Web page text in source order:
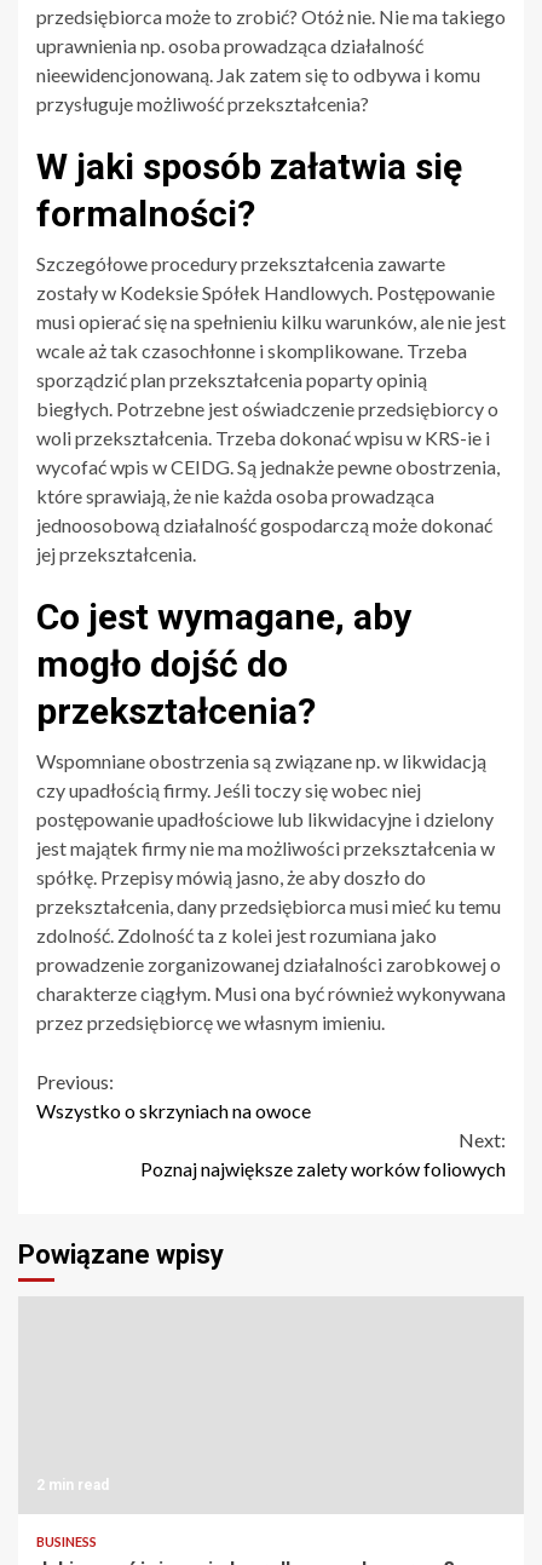
przedsiębiorca może to zrobić? Otóż nie. Nie ma takiego
uprawnienia np. osoba prowadząca działalność
nieewidencjonowaną. Jak zatem się to odbywa i komu
przysługuje możliwość przekształcenia?
W jaki sposób załatwia się
formalności?
Szczegółowe procedury przekształcenia zawarte
zostały w Kodeksie Spółek Handlowych. Postępowanie
musi opierać się na spełnieniu kilku warunków, ale nie jest
wcale aż tak czasochłonne i skomplikowane. Trzeba
sporządzić plan przekształcenia poparty opinią
biegłych. Potrzebne jest oświadczenie przedsiębiorcy o
woli przekształcenia. Trzeba dokonać wpisu w KRS-ie i
wycofać wpis w CEIDG. Są jednakże pewne obostrzenia,
które sprawiają, że nie każda osoba prowadząca
jednoosobową działalność gospodarczą może dokonać
jej przekształcenia.
Co jest wymagane, aby
mogło dojść do
przekształcenia?
Wspomniane obostrzenia są związane np. w likwidacją
czy upadłością firmy. Jeśli toczy się wobec niej
postępowanie upadłościowe lub likwidacyjne i dzielony
jest majątek firmy nie ma możliwości przekształcenia w
spółkę. Przepisy mówią jasno, że aby doszło do
przekształcenia, dany przedsiębiorca musi mieć ku temu
zdolność. Zdolność ta z kolei jest rozumiana jako
prowadzenie zorganizowanej działalności zarobkowej o
charakterze ciągłym. Musi ona być również wykonywana
przez przedsiębiorcę we własnym imieniu.
Continue
Reading
Previous:
Wszystko o skrzyniach na owoce
Next:
Poznaj największe zalety worków foliowych
Powiązane wpisy
2 min read
BUSINESS